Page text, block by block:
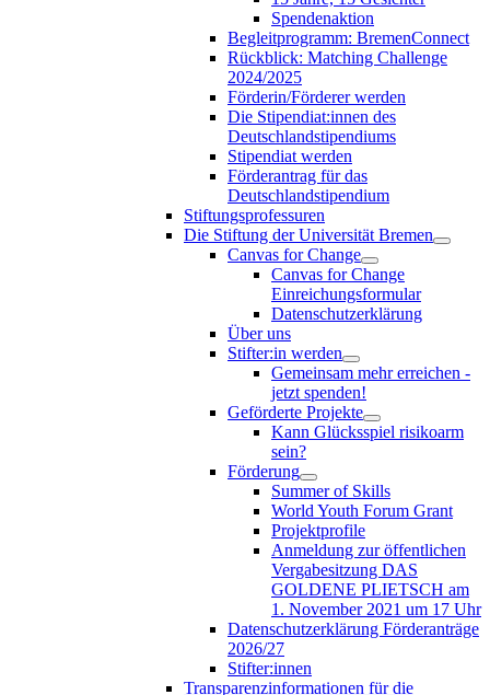
Spendenaktion
Begleitprogramm: BremenConnect
Rückblick: Matching Challenge
2024/2025
Förderin/Förderer werden
Die Stipendiat:innen des
Deutschlandstipendiums
Stipendiat werden
Förderantrag für das
Deutschlandstipendium
Stiftungsprofessuren
Die Stiftung der Universität Bremen
Canvas for Change
Canvas for Change
Einreichungsformular
Datenschutzerklärung
Über uns
Stifter:in werden
Gemeinsam mehr erreichen -
jetzt spenden!
Geförderte Projekte
Kann Glücksspiel risikoarm
sein?
Förderung
Summer of Skills
World Youth Forum Grant
Projektprofile
Anmeldung zur öffentlichen
Vergabesitzung DAS
GOLDENE PLIETSCH am
1. November 2021 um 17 Uhr
Datenschutzerklärung Förderanträge
2026/27
Stifter:innen
Transparenzinformationen für die